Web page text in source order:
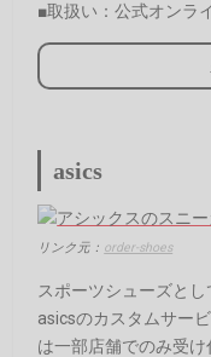
■取扱い：公式オンラ
asics
リンク元： order-shoes
スポーツシューズとし
asicsのカスタムサー
は一部店舗でのみ受